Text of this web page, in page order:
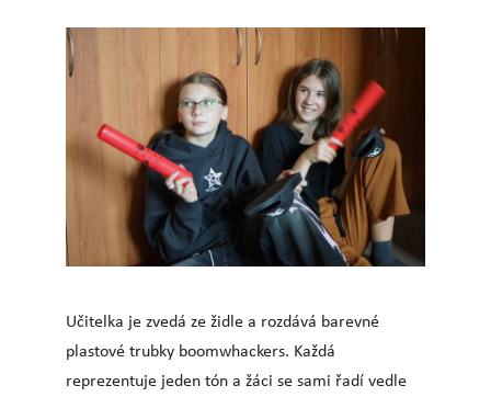
Učitelka je zvedá ze židle a rozdává barevné
plastové trubky boomwhackers. Každá
reprezentuje jeden tón a žáci se sami řadí vedle